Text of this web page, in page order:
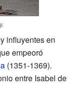
influyentes en
empeoró
(1351-1369).
entre Isabel de